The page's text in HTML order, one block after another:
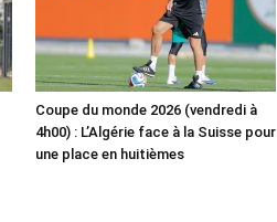
Coupe du monde 2026 (vendredi à
4h00) : L’Algérie face à la Suisse pour
une place en huitièmes